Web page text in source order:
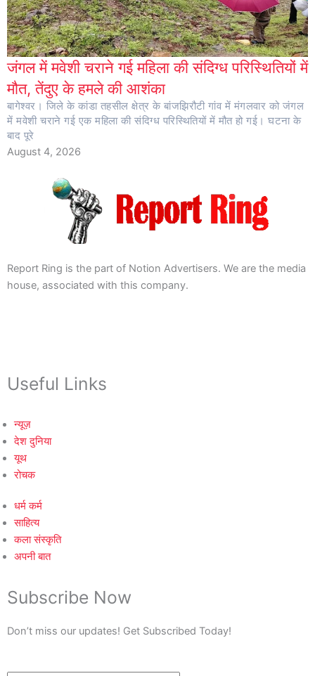
जंगल में मवेशी चराने गई महिला की संदिग्ध परिस्थितियों में
मौत, तेंदुए के हमले की आशंका
बागेश्वर। जिले के कांडा तहसील क्षेत्र के बांजझिरौटी गांव में मंगलवार को जंगल
में मवेशी चराने गई एक महिला की संदिग्ध परिस्थितियों में मौत हो गई। घटना के
बाद पूरे
August 4, 2026
Report Ring is the part of Notion Advertisers. We are the media
house, associated with this company.
Useful Links
न्यूज़
देश दुनिया
यूथ
रोचक
धर्म कर्म
साहित्य
कला संस्कृति
अपनी बात
Subscribe Now
Don’t miss our updates! Get Subscribed Today!